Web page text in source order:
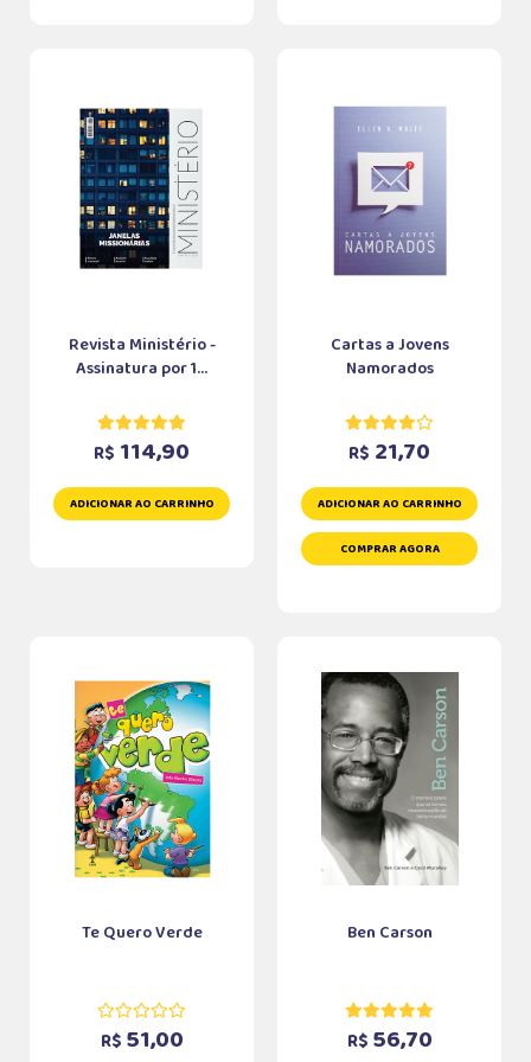
Revista Ministério -
Assinatura por 1...
R$ 114,90
ADICIONAR AO CARRINHO
Cartas a Jovens
Namorados
R$ 21,70
ADICIONAR AO CARRINHO
COMPRAR AGORA
Te Quero Verde
R$ 51,00
Ben Carson
R$ 56,70